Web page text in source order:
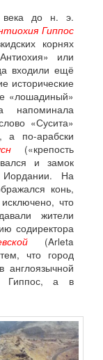
века до н. э.
Гиппос
корнях
или
входили ещё
исторические
«лошадиный»
напоминала
«Сусита»
а по-арабски
(«крепость
и замок
На
конь,
что
жители
содиректора
(Arleta
что город
Гиппос, а в